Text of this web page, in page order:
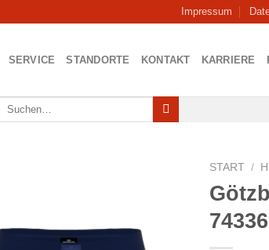
Impressum
SERVICE STANDORTE KONTAKT KARRIERE
Suchen
START /